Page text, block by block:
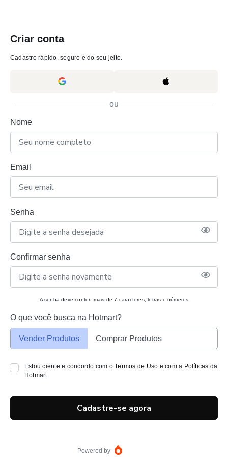
Criar conta
Cadastro rápido, seguro e do seu jeito.
ou
Nome
Email
Senha
Confirmar senha
A senha deve conter: mais de 7 caracteres, letras e números
O que você busca na Hotmart?
Vender Produtos Comprar Produtos
Estou ciente e concordo com oTermos de Uso e com a Políticas da
Hotmart.
Cadastre-se agora
Powered by